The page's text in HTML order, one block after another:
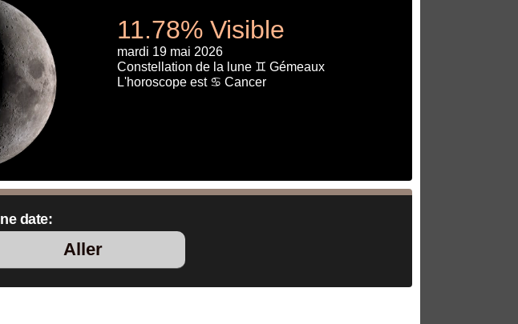
11.78% Visible
mardi 19 mai 2026
Constellation de la lune ♊ Gémeaux
L'horoscope est ♋ Cancer
date:
Aller